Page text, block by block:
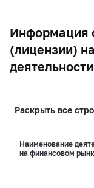
Информация
(лицензии)
Раскрыть все
Наименование
на финансовом